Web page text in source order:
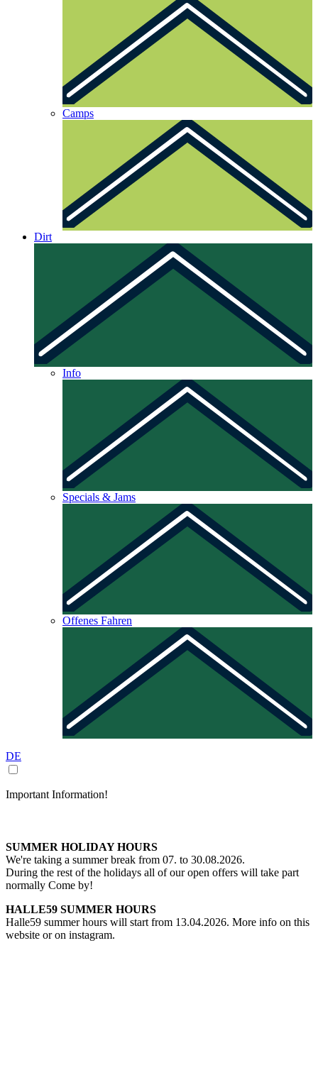
Camps
Dirt
Info
Specials & Jams
Offenes Fahren
DE
Important Information!
SUMMER HOLIDAY HOURS
We're taking a summer break from 07. to 30.08.2026.
During the rest of the holidays all of our open offers will take part
normally Come by!
HALLE59 SUMMER HOURS
Halle59 summer hours will start from 13.04.2026. More info on this
website or on instagram.